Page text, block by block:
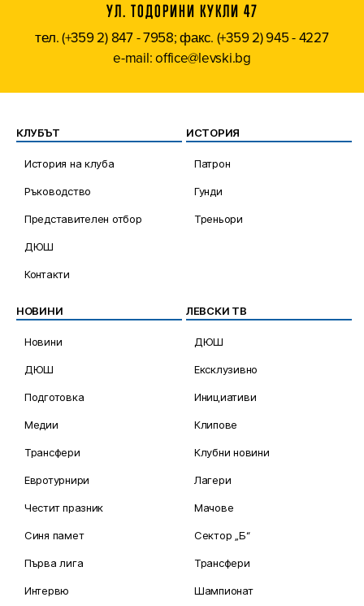
УЛ. ТОДОРИНИ КУКЛИ 47
тел. (+359 2) 847 - 7958; факс. (+359 2) 945 - 4227
e-mail: office@levski.bg
КЛУБЪТ
История на клуба
Ръководство
Представителен отбор
ДЮШ
Контакти
ИСТОРИЯ
Патрон
Гунди
Треньори
НОВИНИ
Новини
ДЮШ
Подготовка
Медии
Трансфери
Евротурнири
Честит празник
Синя памет
Първа лига
Интервю
ЛЕВСКИ ТВ
ДЮШ
Ексклузивно
Инициативи
Клипове
Клубни новини
Лагери
Мачове
Сектор „Б“
Трансфери
Шампионат